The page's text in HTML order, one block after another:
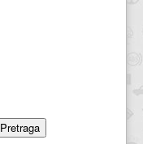
Pretraga